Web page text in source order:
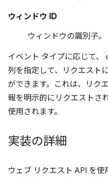
ウィンドウ ID
ウィンドウの識別子。
イベント タイプに応じて、
列を指定して、リクエスト
ができます。これは、リク
報を明示的にリクエストさ
使用されます。
実装の詳細
ウェブ リクエスト API を